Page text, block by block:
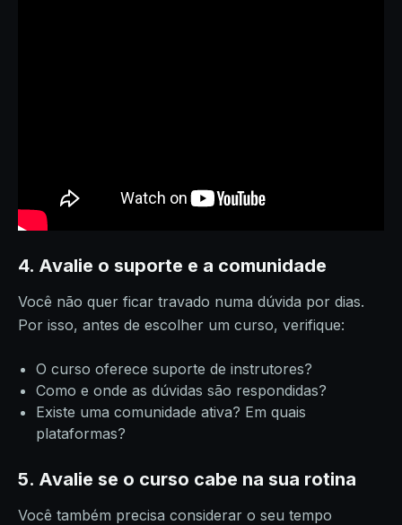
4. Avalie o suporte e a comunidade
Você não quer ficar travado numa dúvida por dias.
Por isso, antes de escolher um curso, verifique:
O curso oferece suporte de instrutores?
Como e onde as dúvidas são respondidas?
Existe uma comunidade ativa? Em quais
plataformas?
5. Avalie se o curso cabe na sua rotina
Você também precisa considerar o seu tempo